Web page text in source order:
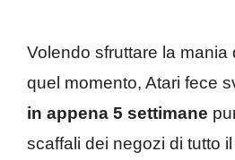
Volendo sfruttare la mania
quel momento, Atari fece
in appena 5 settimane
scaffali dei negozi di tutto